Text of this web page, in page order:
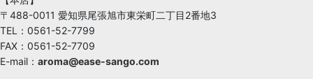
〒488-0011 愛知県尾張旭市東栄町二丁目2番地3
TEL：0561-52-7799
FAX：0561-52-7709
E-mail： aroma@ease-sango.com